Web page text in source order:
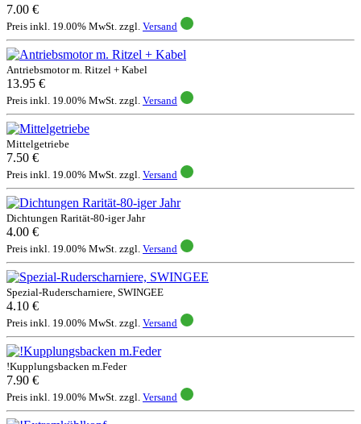
7.00 €
Preis inkl. 19.00% MwSt. zzgl. Versand
Antriebsmotor m. Ritzel + Kabel
13.95 €
Preis inkl. 19.00% MwSt. zzgl. Versand
Mittelgetriebe
7.50 €
Preis inkl. 19.00% MwSt. zzgl. Versand
Dichtungen Rarität-80-iger Jahr
4.00 €
Preis inkl. 19.00% MwSt. zzgl. Versand
Spezial-Ruderscharniere, SWINGEE
4.10 €
Preis inkl. 19.00% MwSt. zzgl. Versand
!Kupplungsbacken m.Feder
7.90 €
Preis inkl. 19.00% MwSt. zzgl. Versand